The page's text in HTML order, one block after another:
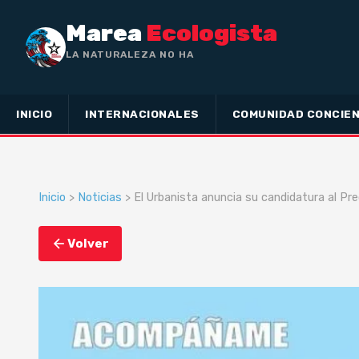
Marea Ecologista
LA NATURALEZA NO HA HECHO ESCLAVO
INICIO INTERNACIONALES COMUNIDAD
Inicio > Noticias > El Urbanista anuncia su candidatura al
Volver